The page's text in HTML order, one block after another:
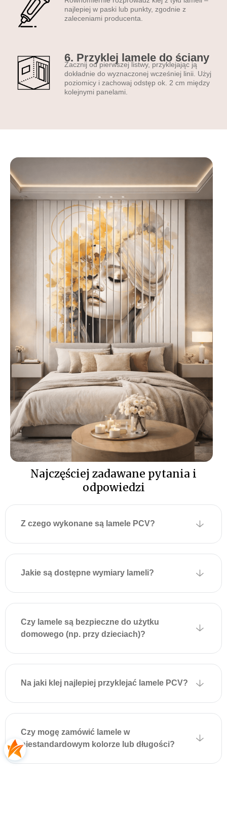
trwałe, lekkie PCV odporne
na wilgoć i zarysowania;| •
blaknie min. 10 lat); • formaty
od 100 × 100 cm do 300 ×
300 cm; • opcja
personalizacji grafiki lub
techniczna lameli
szerokość lameli:8 cm |
grubość:1 cm |kolor
bazowy:
biały – uniwersalny
i elegancki |
powierzchnia: matowa,
lakierowana – elegancka i
bez refleksów |
materiał:wysokiej jakości
PCV – lekki i trwały |
druk:nowoczesna
technologia UV – odporna
na blaknięcie, zapewniająca
intensywne kolory
Montaż lameli
ściennych z nadrukiem
UV
polega na naniesieniu kleju
montażowego i dociśnięciu
panelu do wyznaczonej linii;
szczegółową instrukcję
znajdziesz w zakładce „Jak
zamontować lamele
najlepiej w paski lub punkty, zgodnie z
zaleceniami producenta.
6. Przyklej lamele do ściany
Zacznij od pierwszej listwy, przyklejając ją
dokładnie do wyznaczonej wcześniej linii. Użyj
poziomicy i zachowaj odstęp ok. 2 cm między
kolejnymi panelami.
Najczęściej zadawane pytania i
odpowiedzi
Z czego wykonane są lamele PCV?
Jakie są dostępne wymiary lameli?
Czy lamele są bezpieczne do użytku
domowego (np. przy dzieciach)?
Na jaki klej najlepiej przyklejać lamele PCV?
Czy mogę zamówić lamele w
niestandardowym kolorze lub długości?